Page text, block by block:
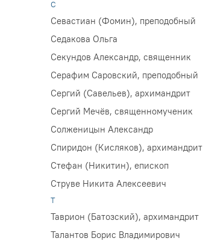
С
Севастиан (Фомин), преподобный
Седакова Ольга
Секундов Александр, священник
Серафим Саровский, преподобный
Сергий (Савельев), архимандрит
Сергий Мечёв, священномученик
Солженицын Александр
Спиридон (Кисляков), архимандрит
Стефан (Никитин), епископ
Струве Никита Алексеевич
Т
Таврион (Батозский), архимандрит
Талантов Борис Владимирович